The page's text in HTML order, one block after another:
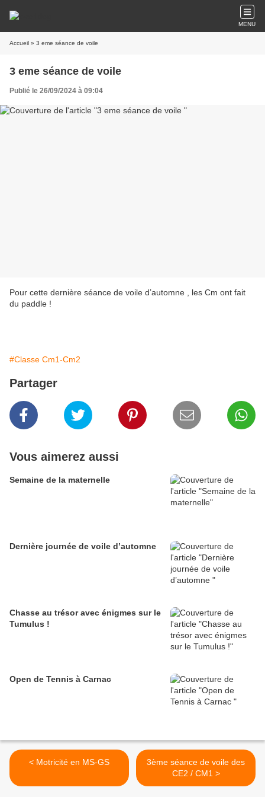
MENU
Accueil » 3 eme séance de voile
3 eme séance de voile
Publié le 26/09/2024 à 09:04
Pour cette dernière séance de voile d’automne , les Cm ont fait
du paddle !
#Classe Cm1-Cm2
Partager
Vous aimerez aussi
Semaine de la maternelle
Dernière journée de voile d’automne
Chasse au trésor avec énigmes sur le
Tumulus !
Open de Tennis à Carnac
< Motricité en MS-GS
3ème séance de voile des
CE2 / CM1 >